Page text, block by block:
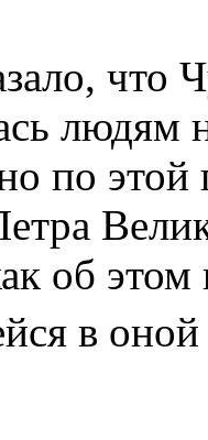
что
людям
по
об
в